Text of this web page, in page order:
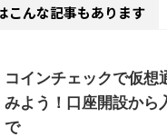
こんな記事もあります
コインチェックで仮想
みよう！口座開設から
で